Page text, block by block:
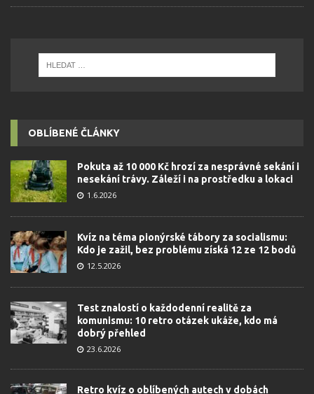
OBLÍBENÉ ČLÁNKY
Pokuta až 10 000 Kč hrozí za nesprávné sekání i
nesekání trávy. Záleží i na prostředku a lokaci
1.6.2026
Kvíz na téma pionýrské tábory za socialismu:
Kdo je zažil, bez problému získá 12 ze 12 bodů
12.5.2026
Test znalostí o každodenní realitě za
komunismu: 10 retro otázek ukáže, kdo má
dobrý přehled
23.6.2026
Retro kvíz o oblíbených autech v dobách